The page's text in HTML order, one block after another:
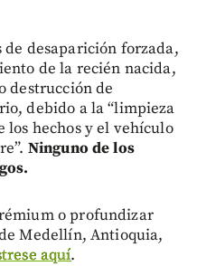
desaparición forzada,
de la recién nacida,
destrucción de
debido a la “limpieza
hechos y el vehículo
Ninguno de los
o profundizar
Medellín, Antioquia,
aquí.